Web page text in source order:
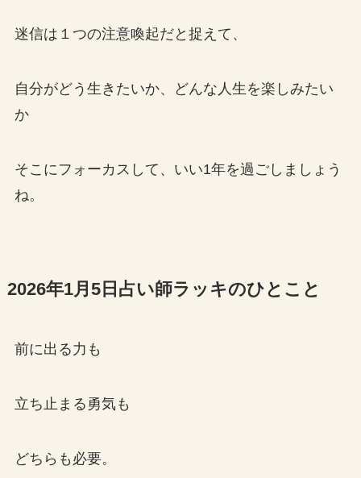
迷信は１つの注意喚起だと捉えて、
自分がどう生きたいか、どんな人生を楽しみたい
か
そこにフォーカスして、いい1年を過ごしましょう
ね。
2026年1月5日占い師ラッキのひとこと
前に出る力も
立ち止まる勇気も
どちらも必要。